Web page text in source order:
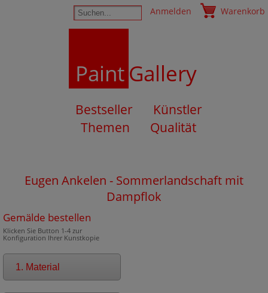
Anmelden Warenkorb
PaintGallery
Bestseller
Künstler
Themen
Qualität
Eugen Ankelen - Sommerlandschaft mit
Dampflok
Gemälde bestellen
Klicken Sie Button 1-4 zur
Konfiguration Ihrer Kunstkopie
1. Material